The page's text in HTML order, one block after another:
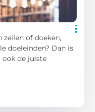
of doeken,
doeleinden? Dan is
de juiste